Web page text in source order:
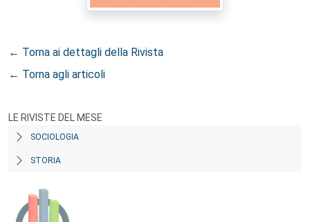
← Torna ai dettagli della Rivista
← Torna agli articoli
LE RIVISTE DEL MESE
SOCIOLOGIA
STORIA